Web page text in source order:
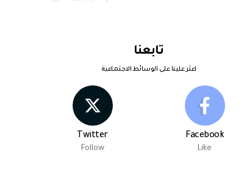
تابعنا
اعثر علينا على الوسائط الاجتماعية
Facebook
Like
Twitter
Follow